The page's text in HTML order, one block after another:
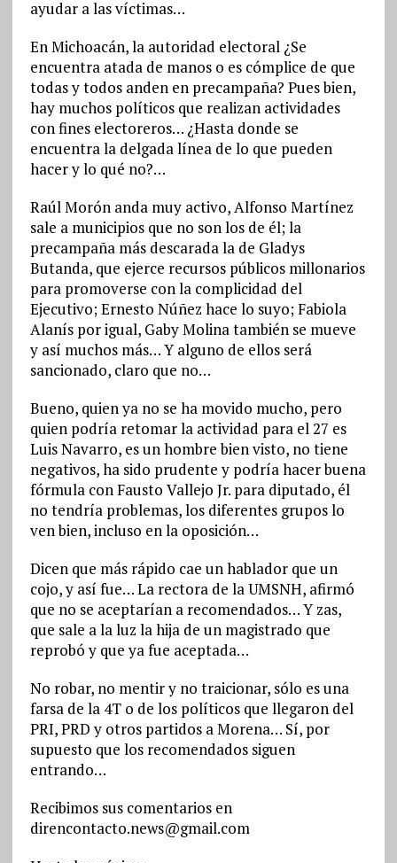
ayudar a las víctimas…
En Michoacán, la autoridad electoral ¿Se
encuentra atada de manos o es cómplice de que
todas y todos anden en precampaña? Pues bien,
hay muchos políticos que realizan actividades
con fines electoreros… ¿Hasta donde se
encuentra la delgada línea de lo que pueden
hacer y lo qué no?…
Raúl Morón anda muy activo, Alfonso Martínez
sale a municipios que no son los de él; la
precampaña más descarada la de Gladys
Butanda, que ejerce recursos públicos millonarios
para promoverse con la complicidad del
Ejecutivo; Ernesto Núñez hace lo suyo; Fabiola
Alanís por igual, Gaby Molina también se mueve
y así muchos más… Y alguno de ellos será
sancionado, claro que no…
Bueno, quien ya no se ha movido mucho, pero
quien podría retomar la actividad para el 27 es
Luis Navarro, es un hombre bien visto, no tiene
negativos, ha sido prudente y podría hacer buena
fórmula con Fausto Vallejo Jr. para diputado, él
no tendría problemas, los diferentes grupos lo
ven bien, incluso en la oposición…
Dicen que más rápido cae un hablador que un
cojo, y así fue… La rectora de la UMSNH, afirmó
que no se aceptarían a recomendados… Y zas,
que sale a la luz la hija de un magistrado que
reprobó y que ya fue aceptada…
No robar, no mentir y no traicionar, sólo es una
farsa de la 4T o de los políticos que llegaron del
PRI, PRD y otros partidos a Morena… Sí, por
supuesto que los recomendados siguen
entrando…
Recibimos sus comentarios en
direncontacto.news@gmail.com